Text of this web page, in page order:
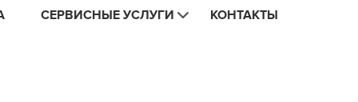
СЕРВИСНЫЕ УСЛУГИ КОНТАКТЫ